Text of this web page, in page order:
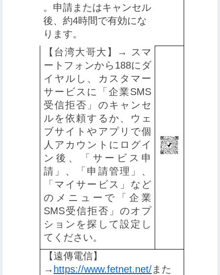
。申請またはキャンセル
後、約4時間で有効にな
ります。
【台湾大哥大】→ スマ
ートフォンから188にダ
イヤルし、カスタマー
サービスに「企業SMS
受信拒否」のキャンセ
ルを依頼するか、ウェ
ブサイトやアプリで個
人アカウントにログイ
ン後、「サービス申
請」、「申請管理」、
「マイサービス」など
のメニューで「企業
SMS受信拒否」のオプ
ションを探して設定し
てください。
【️遠傳電信】
→ https://www.fetnet.net/また